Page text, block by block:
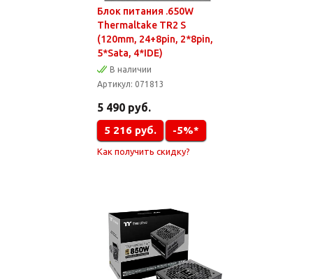
Блок питания .650W
Thermaltake TR2 S
(120mm, 24+8pin, 2*8pin,
5*Sata, 4*IDE)
В наличии
Артикул: 071813
5 490 руб.
5 216 руб. -5%*
Как получить скидку?